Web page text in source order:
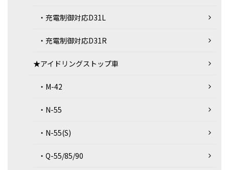
・充電制御対応D31L
・充電制御対応D31R
★アイドリングストップ車
・M-42
・N-55
・N-55(S)
・Q-55/85/90